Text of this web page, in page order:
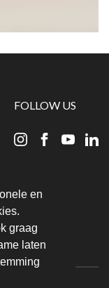
en
graag
laten
FOLLOW US